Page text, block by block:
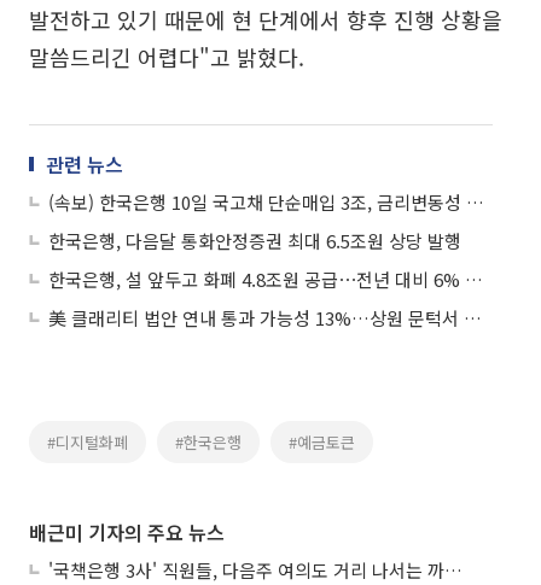
발전하고 있기 때문에 현 단계에서 향후 진행 상황을
말씀드리긴 어렵다"고 밝혔다.
관련 뉴스
(속보) 한국은행 10일 국고채 단순매입 3조, 금리변동성 확대 대응
한국은행, 다음달 통화안정증권 최대 6.5조원 상당 발행
한국은행, 설 앞두고 화폐 4.8조원 공급⋯전년 대비 6% 감소
美 클래리티 법안 연내 통과 가능성 13%…상원 문턱서 제동
#디지털화폐 #한국은행 #예금토큰
배근미 기자의 주요 뉴스
'국책은행 3사' 직원들, 다음주 여의도 거리 나서는 까닭은